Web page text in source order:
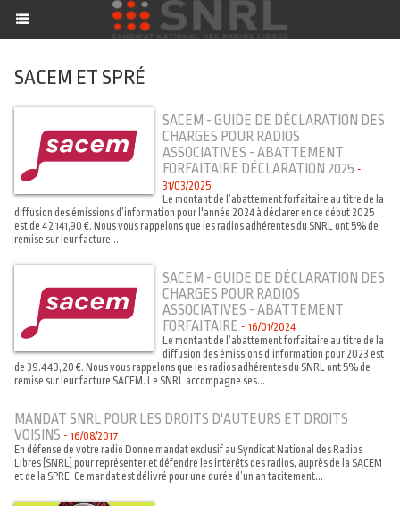
SACEM ET SPRÉ
SACEM - GUIDE DE DÉCLARATION DES
CHARGES POUR RADIOS
ASSOCIATIVES - ABATTEMENT
FORFAITAIRE DÉCLARATION 2025 -
31/03/2025
Le montant de l’abattement forfaitaire au titre de la
diffusion des émissions d’information pour l'année 2024 à déclarer en ce début 2025
est de 42 141,90 €. Nous vous rappelons que les radios adhérentes du SNRL ont 5% de
remise sur leur facture...
SACEM - GUIDE DE DÉCLARATION DES
CHARGES POUR RADIOS
ASSOCIATIVES - ABATTEMENT
FORFAITAIRE - 16/01/2024
Le montant de l’abattement forfaitaire au titre de la
diffusion des émissions d’information pour 2023 est
de 39.443,20 €. Nous vous rappelons que les radios adhérentes du SNRL ont 5% de
remise sur leur facture SACEM. Le SNRL accompagne ses...
MANDAT SNRL POUR LES DROITS D'AUTEURS ET DROITS
VOISINS - 16/08/2017
En défense de votre radio Donne mandat exclusif au Syndicat National des Radios
Libres (SNRL) pour représenter et défendre les intérêts des radios, auprès de la SACEM
et de la SPRE. Ce mandat est délivré pour une durée d’un an tacitement...